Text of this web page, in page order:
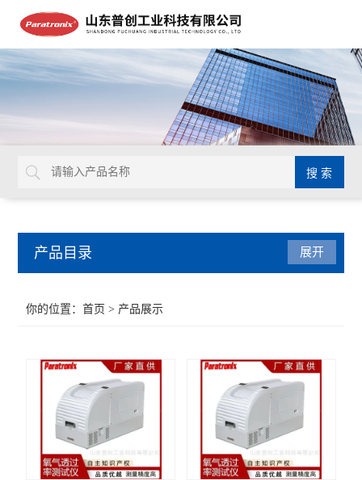
产品目录
氧气透过率测试仪
气体透过率测试仪
摩擦系数测试仪
展开
你的位置：首页 > 产品展示